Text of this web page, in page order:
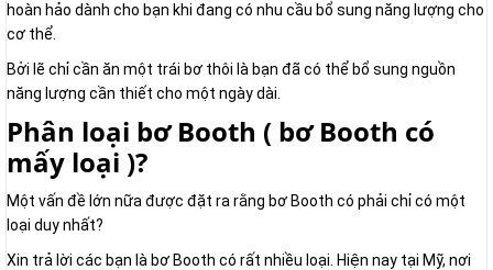
hoàn hảo dành cho bạn khi đang có nhu cầu bổ sung năng lượng cho
cơ thể.
Bởi lẽ chỉ cần ăn một trái bơ thôi là bạn đã có thể bổ sung nguồn
năng lượng cần thiết cho một ngày dài.
Phân loại bơ Booth ( bơ Booth có
mấy loại )?
Một vấn đề lớn nữa được đặt ra rằng bơ Booth có phải chỉ có một
loại duy nhất?
Xin trả lời các bạn là bơ Booth có rất nhiều loại. Hiện nay tại Mỹ, nơi